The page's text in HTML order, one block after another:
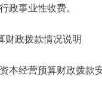
事业性收费。
政拨款情况说明
经营预算财政拨款